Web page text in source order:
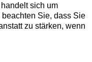
sich um
Sie, dass Sie
zu stärken, wenn